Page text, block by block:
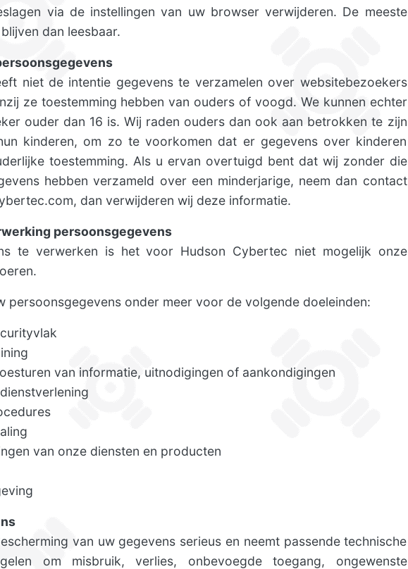
via de instellingen van uw browser verwijderen. De meeste
dan leesbaar.
niet de intentie gegevens te verzamelen over websitebezoekers
ze toestemming hebben van ouders of voogd. We kunnen echter
ouder dan 16 is. Wij raden ouders dan ook aan betrokken te zijn
kinderen, om zo te voorkomen dat er gegevens over kinderen
toestemming. Als u ervan overtuigd bent dat wij zonder die
hebben verzameld over een minderjarige, neem dan contact
dan verwijderen wij deze informatie.
persoonsgegevens
te verwerken is het voor Hudson Cybertec niet mogelijk onze
persoonsgegevens onder meer voor de volgende doeleinden:
van informatie, uitnodigingen of aankondigingen
van onze diensten en producten
van uw gegevens serieus en neemt passende technische
om misbruik, verlies, onbevoegde toegang, ongewenste